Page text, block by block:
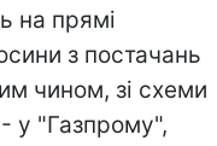
на прямі
з постачань
чином, зі схеми
у "Газпрому",